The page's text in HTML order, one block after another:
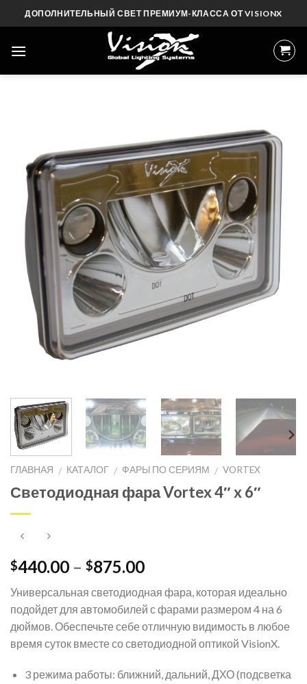
to
ДОПОЛНИТЕЛЬНЫЙ СВЕТ ПРЕМИУМ-КЛАССА ОТ VISIONX
ГЛАВНАЯ / КАТАЛОГ / ФАРЫ ПО СЕРИЯМ / VORTEX
Светодиодная фара Vortex 4″ x 6″
$440.00 – $875.00
Универсальная светодиодная фара, которая идеально
подойдет для автомобилей с фарами размером 4 на 6
дюймов. Обеспечьте себе отличную видимость в любое
время суток вместе со светодиодной оптикой VisionX.
3 режима работы: ближний, дальний, ДХО (подсветка